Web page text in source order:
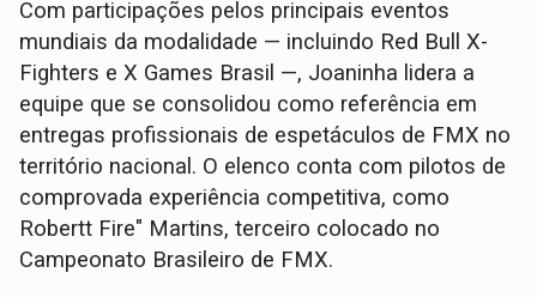
Com participações pelos principais eventos
mundiais da modalidade — incluindo Red Bull X-
Fighters e X Games Brasil —, Joaninha lidera a
equipe que se consolidou como referência em
entregas profissionais de espetáculos de FMX no
território nacional. O elenco conta com pilotos de
comprovada experiência competitiva, como
Robertt Fire" Martins, terceiro colocado no
Campeonato Brasileiro de FMX.